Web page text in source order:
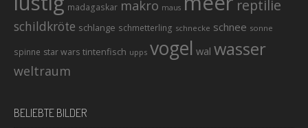
madagaskar makro maus reptilie
schildkröte schlange schmetterling schnecke schnee sonne
spinne star wars tintenfisch upps vogel wal wasser
weltraum
BELIEBTE BILDER